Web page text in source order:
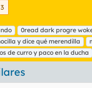
3
0read dark progre
y dice qué merendilla
de curro y paco en la ducha